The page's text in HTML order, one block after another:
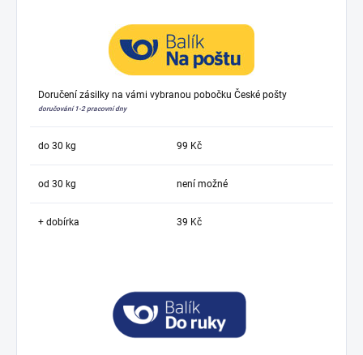
Doručení zásilky na vámi vybranou pobočku České pošty
doručování 1-2 pracovní dny
do 30 kg 99 Kč
od 30 kg není možné
+ dobírka 39 Kč